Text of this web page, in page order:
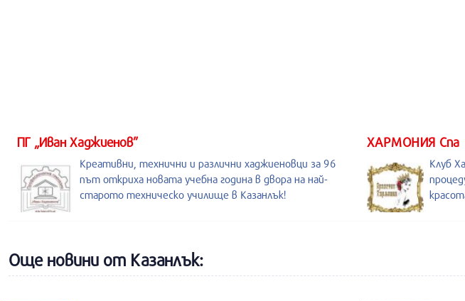
ПГ „Иван Хаджиенов”
Креативни, технични и различни хаджиеновци за 96
път откриха новата учебна година в двора на най-
старото техническо училище в Казанлък!
ХАРМОНИЯ Спа
Клуб
Още новини от Казанлък: